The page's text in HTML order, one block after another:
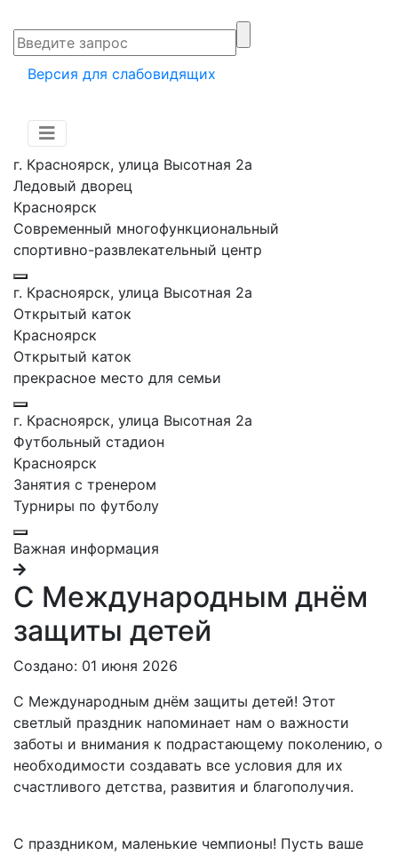
Версия для слабовидящих
г. Красноярск, улица Высотная 2a
Ледовый дворец
Красноярск
Современный многофункциональный
спортивно-развлекательный центр
г. Красноярск, улица Высотная 2a
Открытый каток
Красноярск
Открытый каток
прекрасное место для семьи
г. Красноярск, улица Высотная 2a
Футбольный стадион
Красноярск
Занятия с тренером
Турниры по футболу
Важная информация
С Международным днём
защиты детей
Создано: 01 июня 2026
С Международным днём защиты детей! Этот
светлый праздник напоминает нам о важности
заботы и внимания к подрастающему поколению, о
необходимости создавать все условия для их
счастливого детства, развития и благополучия.
С праздником, маленькие чемпионы! Пусть ваше